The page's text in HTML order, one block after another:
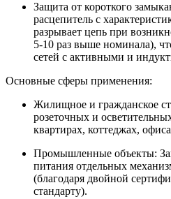
Защита от короткого
расцепитель с
разрывает цепь при
5-10 раз выше номинала),
сетей с активными и
Основные сферы применения:
Жилищное и гражданское
розеточных и
квартирах, коттеджах,
Промышленные объекты:
питания отдельных
(благодаря двойной
стандарту).